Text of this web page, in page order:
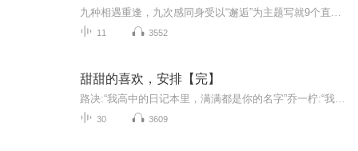
11 3552
甜甜的喜欢，安排【完】
30 3609